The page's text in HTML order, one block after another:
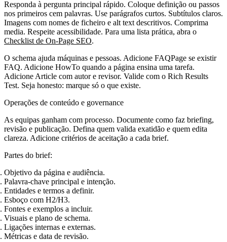
Responda à pergunta principal rápido. Coloque definição ou passos
nos primeiros cem palavras. Use parágrafos curtos. Subtítulos claros.
Imagens com nomes de ficheiro e alt text descritivos. Comprima
media. Respeite acessibilidade. Para uma lista prática, abra o
Checklist de On‑Page SEO.
O schema ajuda máquinas e pessoas. Adicione FAQPage se existir
FAQ. Adicione HowTo quando a página ensina uma tarefa.
Adicione Article com autor e revisor. Valide com o Rich Results
Test. Seja honesto: marque só o que existe.
Operações de conteúdo e governance
As equipas ganham com processo. Documente como faz briefing,
revisão e publicação. Defina quem valida exatidão e quem edita
clareza. Adicione critérios de aceitação a cada brief.
Partes do brief:
Objetivo da página e audiência.
Palavra‑chave principal e intenção.
Entidades e termos a definir.
Esboço com H2/H3.
Fontes e exemplos a incluir.
Visuais e plano de schema.
Ligações internas e externas.
Métricas e data de revisão.